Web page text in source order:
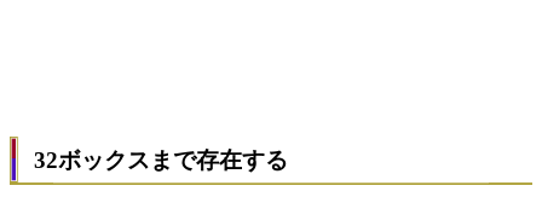
32ボックスまで存在する